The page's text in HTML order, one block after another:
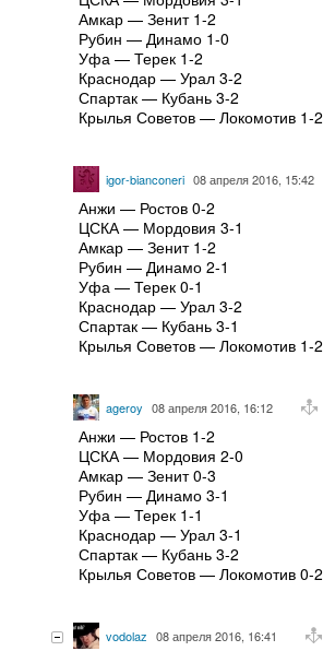
Амкар — Зенит 1-2
Рубин — Динамо 1-0
Уфа — Терек 1-2
Краснодар — Урал 3-2
Спартак — Кубань 3-2
Крылья Советов — Локомотив 1-2
igor-bianconeri 08 апреля 2016, 15:42
Анжи — Ростов 0-2
ЦСКА — Мордовия 3-1
Амкар — Зенит 1-2
Рубин — Динамо 2-1
Уфа — Терек 0-1
Краснодар — Урал 3-2
Спартак — Кубань 3-1
Крылья Советов — Локомотив 1-2
ageroy 08 апреля 2016, 16:12
Анжи — Ростов 1-2
ЦСКА — Мордовия 2-0
Амкар — Зенит 0-3
Рубин — Динамо 3-1
Уфа — Терек 1-1
Краснодар — Урал 3-1
Спартак — Кубань 3-2
Крылья Советов — Локомотив 0-2
vodolaz 08 апреля 2016, 16:41